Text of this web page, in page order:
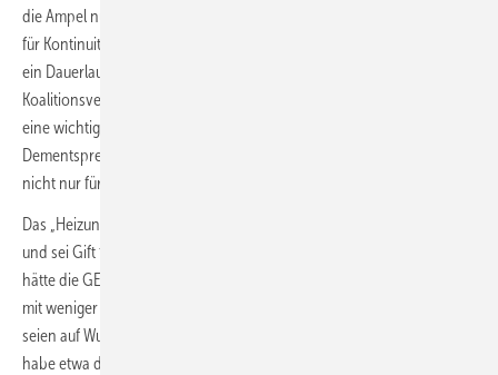
die Ampel nun die Weichen für die Wärmewende gestellt habe, trat sie
für Kontinuität ein. Aus dem „wilden Ritt“ der letzten Jahre müsse nun
ein Dauerlauf werden. Die Heizungsbranche sei nach dem
Koalitionsvertrag der Ampel in Vorleistung gegangen und habe so
eine wichtige Verantwortung für den Klimaschutz übernommen.
Dementsprechend gehe es jetzt um Planungssicherheit auf Dauer –
nicht nur für die Branche, sondern auch für die Verbraucher.
Das „Heizungsgesetz“ zurückzunehmen verunsichere die Menschen
und sei Gift für die Wirtschaft. Ganz im Gegenteil: Von grüner Seite aus
hätte die GEG-Novelle an vielen Stellen noch klarer, eindeutiger und
mit weniger komplizierten Ausnahmen sein können. Gerade diese
seien auf Wunsch der Koalitionspartner aufgenommen worden. So
habe etwa die unrealistische Perspektive auf Heizen mit Wasserstoff